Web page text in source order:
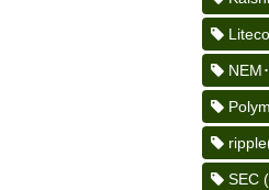
NEM
SEC